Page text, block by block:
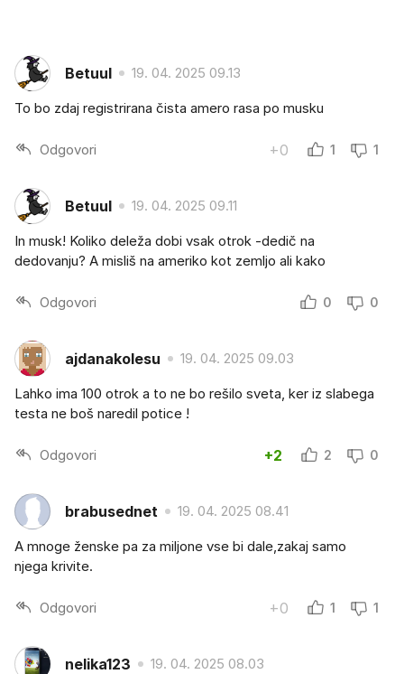
Betuul 19. 04. 2025 09.13
To bo zdaj registrirana čista amero rasa po musku
Odgovori +0 1 1
Betuul 19. 04. 2025 09.11
In musk! Koliko deleža dobi vsak otrok -dedič na
dedovanju? A misliš na ameriko kot zemljo ali kako
Odgovori 0 0
ajdanakolesu 19. 04. 2025 09.03
Lahko ima 100 otrok a to ne bo rešilo sveta, ker iz slabega
testa ne boš naredil potice !
Odgovori +2 2 0
brabusednet 19. 04. 2025 08.41
A mnoge ženske pa za miljone vse bi dale,zakaj samo
njega krivite.
Odgovori +0 1 1
nelika123 19. 04. 2025 08.03